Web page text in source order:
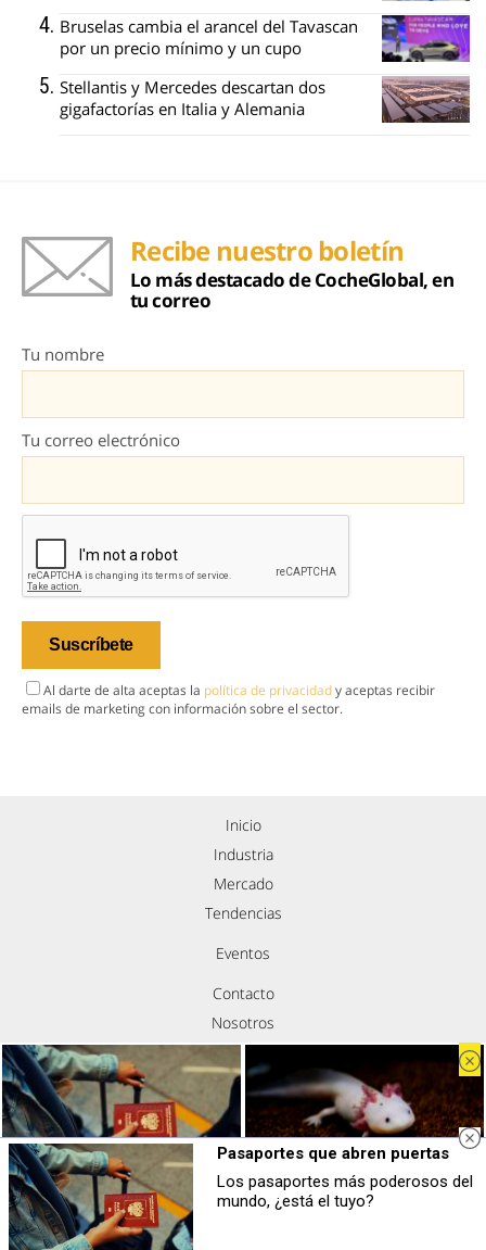
Bruselas cambia el arancel del Tavascan
por un precio mínimo y un cupo
Stellantis y Mercedes descartan dos
gigafactorías en Italia y Alemania
Recibe nuestro boletín
Lo más destacado de CocheGlobal, en
tu correo
Tu nombre
Tu correo electrónico
Al darte de alta aceptas la política de privacidady aceptas recibir
emails de marketing con información sobre el sector.
Inicio
Industria
Mercado
Tendencias
Eventos
Contacto
Nosotros
Política de privacidad
Aviso legal
Política de cookies
Síguenos
Copyright © Todos los derechos reservados
Pasaportes que abren puertas
Los pasaportes más poderosos del
mundo, ¿está el tuyo?
¿Sabías que existen?
Estas criaturas existen y parecen
Pasaportes que abren puertas
Los pasaportes más poderosos del
mundo, ¿está el tuyo?